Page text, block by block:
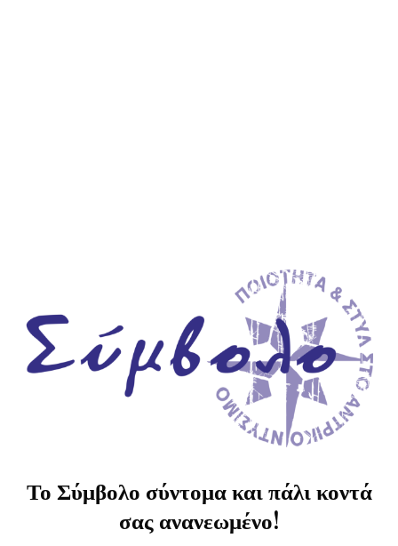
Το Σύμβολο σύντομα και πάλι κοντά
σας ανανεωμένο!